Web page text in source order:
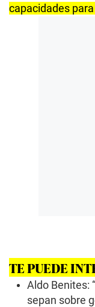
capacidades
TE PUEDE
Aldo Benites:
sepan sobre